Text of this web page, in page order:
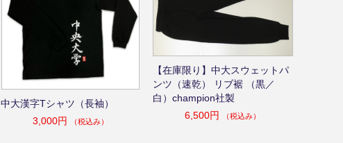
中大漢字Tシャツ（長袖）
3,000円
（税込み）
【在庫限り】中大スウェットパ
ンツ（速乾） リブ裾 （黒／
白）champion社製
6,500円
（税込み）